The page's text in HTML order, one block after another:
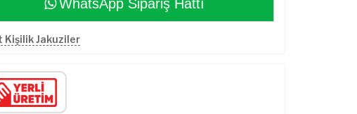
WhatsApp Sipariş Hattı
Kişilik Jakuziler